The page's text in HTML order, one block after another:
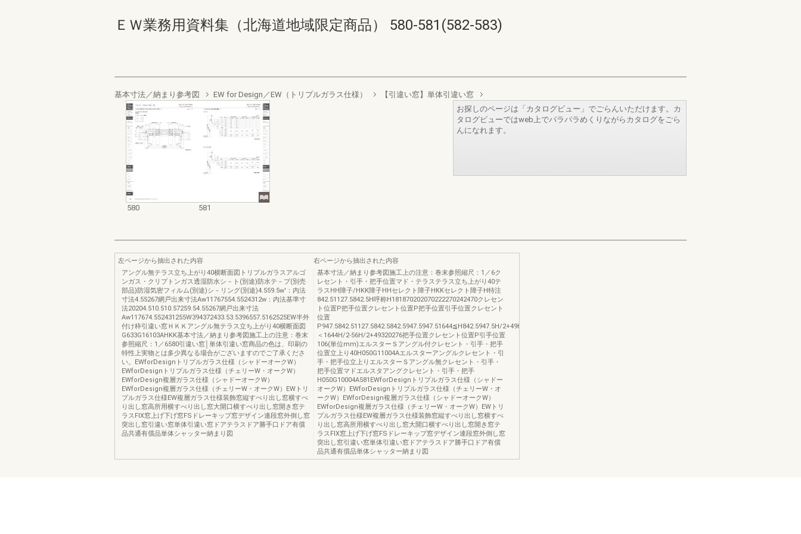
ＥＷ業務用資料集（北海道地域限定商品） 580-581(582-583)
基本寸法／納まり参考図 EW for Design／EW（トリプルガラス仕様） 【引違い窓】単体引違い窓
580 581
お探しのページは「カタログビュー」でごらんいただけます。カ
タログビューではweb上でパラパラめくりながらカタログをごら
んになれます。
左ページから抽出された内容
アングル無テラス立ち上がり40横断面図トリプルガラスアルゴ
ンガス・クリプトンガス透湿防水シ－ト(別途)防水テ－プ(別売
部品)防湿気密フィルム(別途)シ－リング(別途)4.559.5w'：内法
寸法4.55267網戸出来寸法Aw11767554.5524312w：内法基準寸
法20204.510.510.57259.54.55267網戸出来寸法
Aw117674.552431255W394372433.53.5396557.5162525EW半外
付け枠引違い窓ＨＫＫアングル無テラス立ち上がり40横断面図
G633G16103AHKK基本寸法／納まり参考図施工上の注意：巻末
参照縮尺：1／6580引違い窓│単体引違い窓商品の色は、印刷の
特性上実物とは多少異なる場合がございますのでご了承くださ
い。EWforDesignトリプルガラス仕様（シャドーオークW）
EWforDesignトリプルガラス仕様（チェリーW・オークW）
EWforDesign複層ガラス仕様（シャドーオークW）
EWforDesign複層ガラス仕様（チェリーW・オークW）EWトリ
プルガラス仕様EW複層ガラス仕様装飾窓縦すべり出し窓横すべ
り出し窓高所用横すべり出し窓大開口横すべり出し窓開き窓テ
ラスFIX窓上げ下げ窓FSドレーキップ窓デザイン連段窓外倒し窓
突出し窓引違い窓単体引違い窓ドアテラスドア勝手口ドア有償
品共通有償品単体シャッター納まり図
右ページから抽出された内容
基本寸法／納まり参考図施工上の注意：巻末参照縮尺：1／6ク
レセント・引手・把手位置マド・テラステラス立ち上がり40テ
ラスHH障子/HKK障子HHセレクト障子HKKセレクト障子H特注
842.51127.5842.5H呼称H181870202070222270242470クレセン
ト位置P把手位置クレセント位置P把手位置引手位置クレセント
位置
P947.5842.51127.5842.5842.5947.5947.51644≦H842.5947.5H/2+49H
＜1644H/2‑56H/2+49320276把手位置クレセント位置P引手位置
106(単位mm)エルスターＳアングル付クレセント・引手・把手
位置立上り40H050G11004Aエルスターアングルクレセント・引
手・把手位立上りエルスターＳアングル無クレセント・引手・
把手位置マドエルスタアングクレセント・引手・把手
H050G10004A581EWforDesignトリプルガラス仕様（シャドー
オークW）EWforDesignトリプルガラス仕様（チェリーW・オ
ークW）EWforDesign複層ガラス仕様（シャドーオークW）
EWforDesign複層ガラス仕様（チェリーW・オークW）EWトリ
プルガラス仕様EW複層ガラス仕様装飾窓縦すべり出し窓横すべ
り出し窓高所用横すべり出し窓大開口横すべり出し窓開き窓テ
ラスFIX窓上げ下げ窓FSドレーキップ窓デザイン連段窓外倒し窓
突出し窓引違い窓単体引違い窓ドアテラスドア勝手口ドア有償
品共通有償品単体シャッター納まり図